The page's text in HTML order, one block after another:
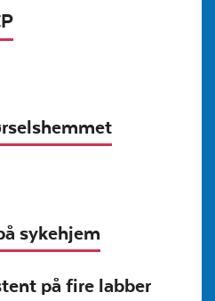
sykehjem
på fire labber